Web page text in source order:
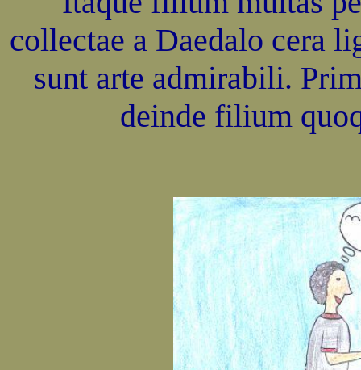
collectae a Daedalo cera
sunt arte admirabili.
deinde filium